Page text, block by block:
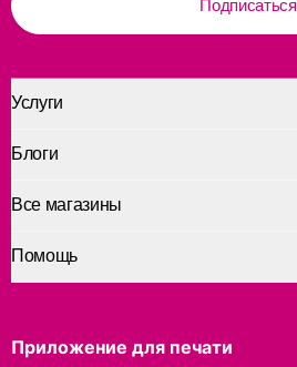
Подписаться
Услуги
Помощь
Блоги
Все магазины
Приложение для печати